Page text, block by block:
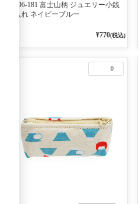
796-181 富士山柄 ジュエリー小銭
入れ ネイビーブルー
¥770(税込)
0